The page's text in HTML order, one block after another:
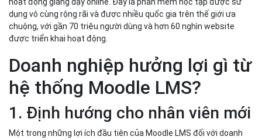
hoạt động giảng dạy online. Đây là phần mềm học tập được sử
dụng vô cùng rộng rãi và được nhiều quốc gia trên thế giới ưa
chuộng, với gần 70 triệu người dùng và hơn 60 nghìn website
được triển khai hoạt động.
Doanh nghiệp hưởng lợi gì từ
hệ thống Moodle LMS?
1. Định hướng cho nhân viên mới
Một trong những lợi ích đầu tiên của Moodle LMS đối với doanh